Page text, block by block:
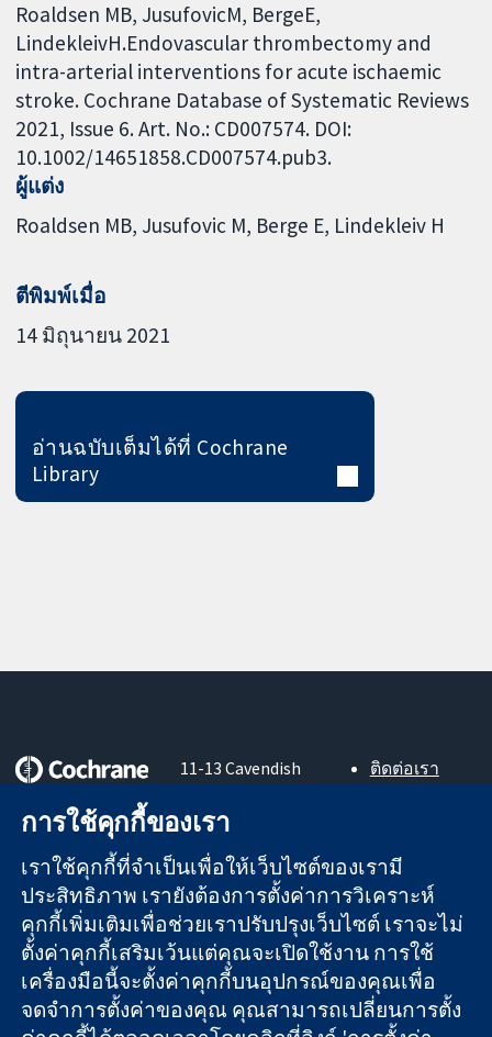
Roaldsen MB, JusufovicM, BergeE,
LindekleivH.Endovascular thrombectomy and
intra-arterial interventions for acute ischaemic
stroke. Cochrane Database of Systematic Reviews
2021, Issue 6. Art. No.: CD007574. DOI:
10.1002/14651858.CD007574.pub3.
ผู้แต่ง
Roaldsen MB Jusufovic M Berge E Lindekleiv H
ตีพิมพ์เมื่อ
14 มิถุนายน 2021
อ่านฉบับเต็มได้ที่ Cochrane
Library
หลักฐานที่เชื่อถือ
ได้
สู่การตัดสินใจ
อย่างมีข้อมูล
เพื่อสุขภาพที่ดีขึ้น
11-13 Cavendish
London
United Kingdom
ติดต่อเรา
About us
ตำแหน่งงาน
Cochrane
Library
The Cochrane Collaboration เป็นองค์กรการกุศล (เลขที่ 1045921)
การใช้คุกกี้ของเรา
เราใช้คุกกี้ที่จำเป็นเพื่อให้เว็บไซต์ของเรามี
ประสิทธิภาพ เรายังต้องการตั้งค่าการวิเคราะห์
คุกกี้เพิ่มเติมเพื่อช่วยเราปรับปรุงเว็บไซต์ เราจะไม่
ตั้งค่าคุกกี้เสริมเว้นแต่คุณจะเปิดใช้งาน การใช้
เครื่องมือนี้จะตั้งค่าคุกกี้บนอุปกรณ์ของคุณเพื่อ
จดจำการตั้งค่าของคุณ คุณสามารถเปลี่ยนการตั้ง